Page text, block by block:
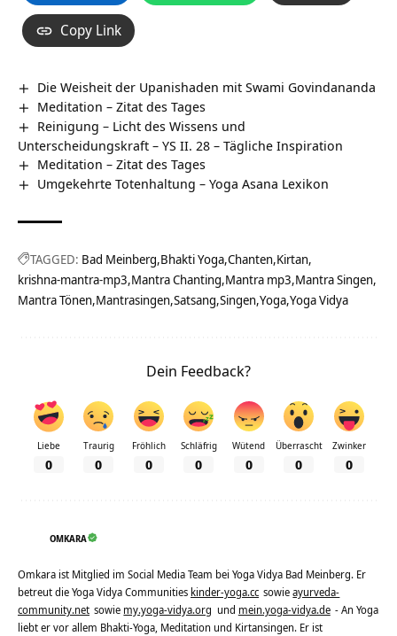
Copy Link
Die Weisheit der Upanishaden mit Swami Govindananda
Meditation – Zitat des Tages
Reinigung – Licht des Wissens und
Unterscheidungskraft – YS II. 28 – Tägliche Inspiration
Meditation – Zitat des Tages
Umgekehrte Totenhaltung – Yoga Asana Lexikon
TAGGED: Bad Meinberg Bhakti Yoga Chanten Kirtan
krishna-mantra-mp3 Mantra Chanting Mantra mp3 Mantra Singen
Mantra Tönen Mantrasingen Satsang Singen Yoga Yoga Vidya
Dein Feedback?
Liebe
0
Traurig
0
Fröhlich
0
Schläfrig
0
Wütend
0
Überrascht
0
Zwinker
0
OMKARA
Omkara ist Mitglied im Social Media Team bei Yoga Vidya Bad Meinberg. Er
betreut die Yoga Vidya Communities kinder-yoga.cc sowieayurveda-
community.net sowie my.yoga-vidya.org und mein.yoga-vidya.de - An Yoga
liebt er vor allem Bhakti-Yoga, Meditation und Kirtansingen. Er ist